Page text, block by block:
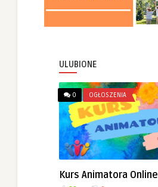
ULUBIONE
0 OGŁOSZENIA
Kurs Animatora Online